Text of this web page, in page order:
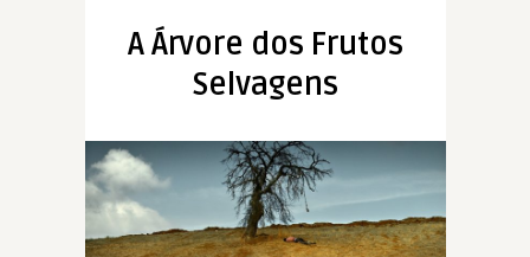
A Árvore dos Frutos
Selvagens